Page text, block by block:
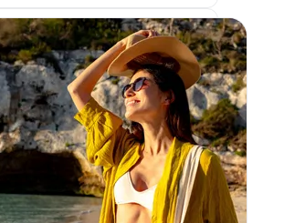
Avianca Peru?